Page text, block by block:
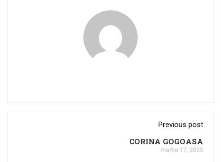
Previous post
CORINA GOGOASA
martie 17, 2025